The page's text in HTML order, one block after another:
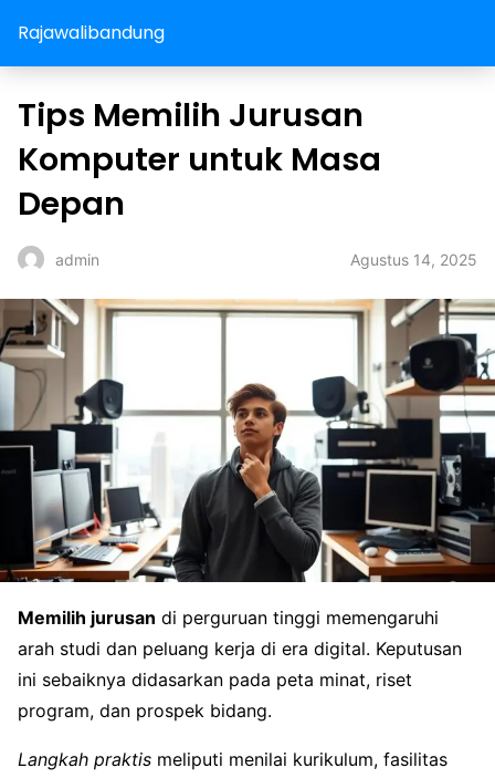
Rajawalibandung
Tips Memilih Jurusan
Komputer untuk Masa
Depan
admin Agustus 14, 2025
Memilih jurusan di perguruan tinggi memengaruhi
arah studi dan peluang kerja di era digital. Keputusan
ini sebaiknya didasarkan pada peta minat, riset
program, dan prospek bidang.
Langkah praktis meliputi menilai kurikulum, fasilitas